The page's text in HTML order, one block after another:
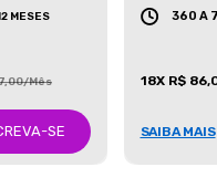
MESES
Mês
SE
360 A
18X R$
SAIBA MAIS